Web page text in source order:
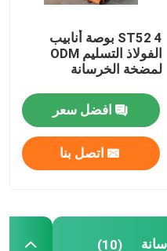
ST52 4 بوصة أنابيب
الفولاذ التسليم ODM
لمضخة الخرسانة
افضل سعر
اتصل بنا
(10)